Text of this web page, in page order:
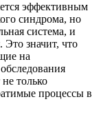
эффективным
синдрома, но
система, и
Это значит, что
на
только
процессы в